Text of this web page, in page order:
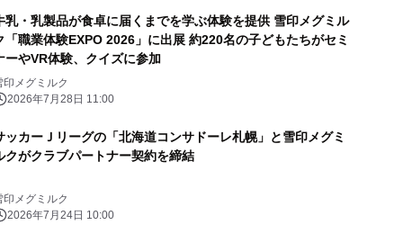
乳・乳製品が食卓に届くまでを学ぶ体験を提供 雪印メグミル
「職業体験EXPO 2026」に出展 約220名の子どもたちがセミ
ーやVR体験、クイズに参加
印メグミルク
2026年7月28日 11:00
ッカーＪリーグの「北海道コンサドーレ札幌」と雪印メグミ
クがクラブパートナー契約を締結
印メグミルク
2026年7月24日 10:00